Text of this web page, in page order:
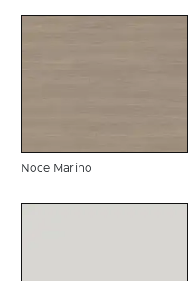
Noce Marino